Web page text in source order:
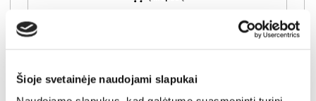
Šioje svetainėje naudojami slapukai